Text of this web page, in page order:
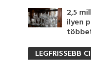
2,5
ilyen
LEGFRISSEBB